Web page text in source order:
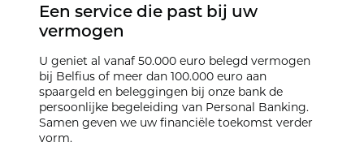
Een service die past bij uw
vermogen
U geniet al vanaf 50.000 euro belegd vermogen
bij Belfius of meer dan 100.000 euro aan
spaargeld en beleggingen bij onze bank de
persoonlijke begeleiding van Personal Banking.
Samen geven we uw financiële toekomst verder
vorm.